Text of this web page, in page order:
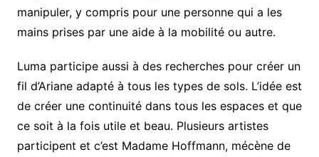
manipuler, y compris pour une personne qui a les
mains prises par une aide à la mobilité ou autre.
Luma participe aussi à des recherches pour créer un
fil d’Ariane adapté à tous les types de sols. L’idée est
de créer une continuité dans tous les espaces et que
ce soit à la fois utile et beau. Plusieurs artistes
participent et c’est Madame Hoffmann, mécène de